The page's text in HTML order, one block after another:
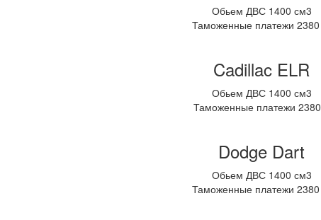
Обьем ДВС 1400 см3
Таможенные платежи 2380
Cadillac ELR
Обьем ДВС 1400 см3
Таможенные платежи 2380
Dodge Dart
Обьем ДВС 1400 см3
Таможенные платежи 2380